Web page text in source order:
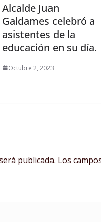
Alcalde Juan
Galdames celebró a
asistentes de la
educación en su día.
Octubre 2, 2023
publicada. Los